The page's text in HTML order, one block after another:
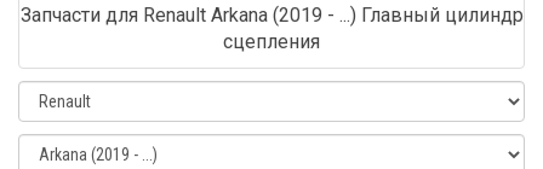
Запчасти для Renault Arkana (2019 - ...) Главный цилиндр
сцепления